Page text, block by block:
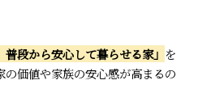
段から安心して暮らせる家」 を
価値や家族の安心感が高まるの